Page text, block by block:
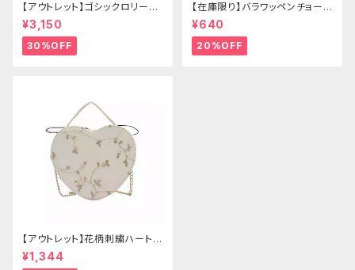
【アウトレット】ゴシックロリータ
ゴールドクラウン＆ホーン(ヴェ
ール付き)
¥3,150
30%OFF
【在庫限り】バラワッペンチョーカ
ー
¥640
20%OFF
【アウトレット】花柄刺繍ハートバ
ッグ
¥1,344